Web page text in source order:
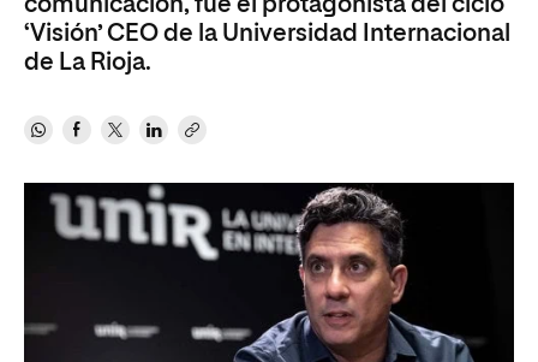
comunicación, fue el protagonista del ciclo
‘Visión’ CEO de la Universidad Internacional
de La Rioja.